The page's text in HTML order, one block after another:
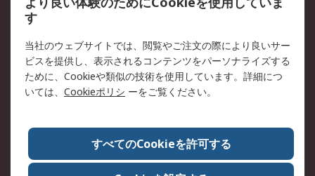
クッキーポリシー
RSについて
会社概要
採用情報
プレスリリース＆お知ら
コーポレートサイト
全世界のRS
RSの歴史
ESGへの取り組み（英語）
認証について
す
当社のウェブサイトでは、閲覧やご注文の際により良いサー
ビスを提供し、表示されるコンテンツをパーソナライズする
ために、Cookieや類似の技術を使用しています。詳細につ
いては、 Cookieポリシ ーをご覧ください。
すべてのCookieを許可する